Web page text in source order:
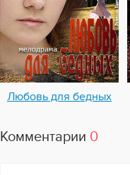
Любовь для бедных
Комментарии 0